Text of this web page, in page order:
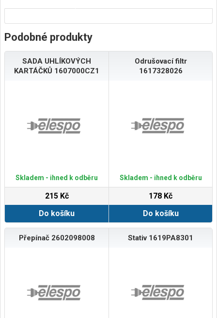
Podobné produkty
SADA UHLÍKOVÝCH
KARTÁČKŮ 1607000CZ1
Skladem - ihned k odběru
215 Kč
Do košíku
Odrušovací filtr
1617328026
Skladem - ihned k odběru
178 Kč
Do košíku
Přepínač 2602098008 Stativ 1619PA8301